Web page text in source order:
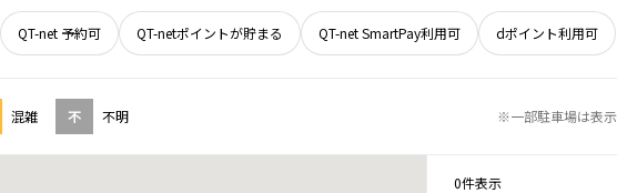
QT-net 予約可 QT-netポイントが貯まる QT-net SmartPay利用可 dポイント利用可
混雑 不 不明 ※一部駐車場は表
0件表示